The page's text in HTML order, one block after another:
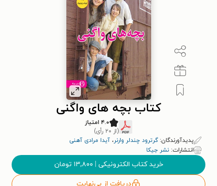
کتاب بچه های واگنی
۴.۰ امتیاز
(از ۲۰ رأی)
پدیدآورندگان:گرترود چندلر وارنر، آیدا مرادی آهنی
انتشارات: نشر جیکا
خرید کتاب الکترونیکی | ۱۳,۸۰۰ تومان
دریافت از بی‌نهایت